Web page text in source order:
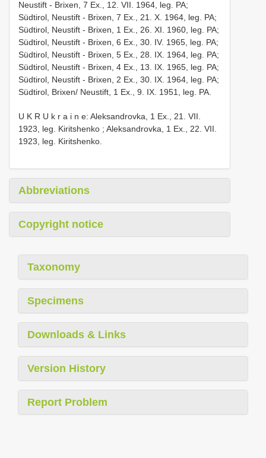
Neustift - Brixen, 7 Ex., 12. VII. 1964, leg. PA;
Südtirol, Neustift - Brixen, 7 Ex., 21. X. 1964, leg. PA;
Südtirol, Neustift - Brixen, 1 Ex., 26. XI. 1960, leg. PA;
Südtirol, Neustift - Brixen, 6 Ex., 30. IV. 1965, leg. PA;
Südtirol, Neustift - Brixen, 5 Ex., 28. IX. 1964, leg. PA;
Südtirol, Neustift - Brixen, 4 Ex., 13. IX. 1965, leg. PA;
Südtirol, Neustift - Brixen, 2 Ex., 30. IX. 1964, leg. PA;
Südtirol, Brixen/ Neustift, 1 Ex., 9. IX. 1951, leg. PA.
U K R U k r a i n e: Aleksandrovka, 1 Ex., 21. VII.
1923, leg. Kiritshenko ; Aleksandrovka, 1 Ex., 22. VII.
1923, leg. Kiritshenko.
Abbreviations
Copyright notice
Taxonomy
Specimens
Downloads & Links
Version History
Report Problem